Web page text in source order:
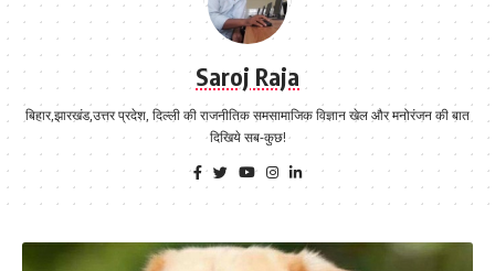
Saroj Raja
बिहार,झारखंड,उत्तर प्रदेश, दिल्ली की राजनीतिक समसामाजिक विज्ञान खेल और मनोरंजन की बात
दिखिये सब-कुछ!